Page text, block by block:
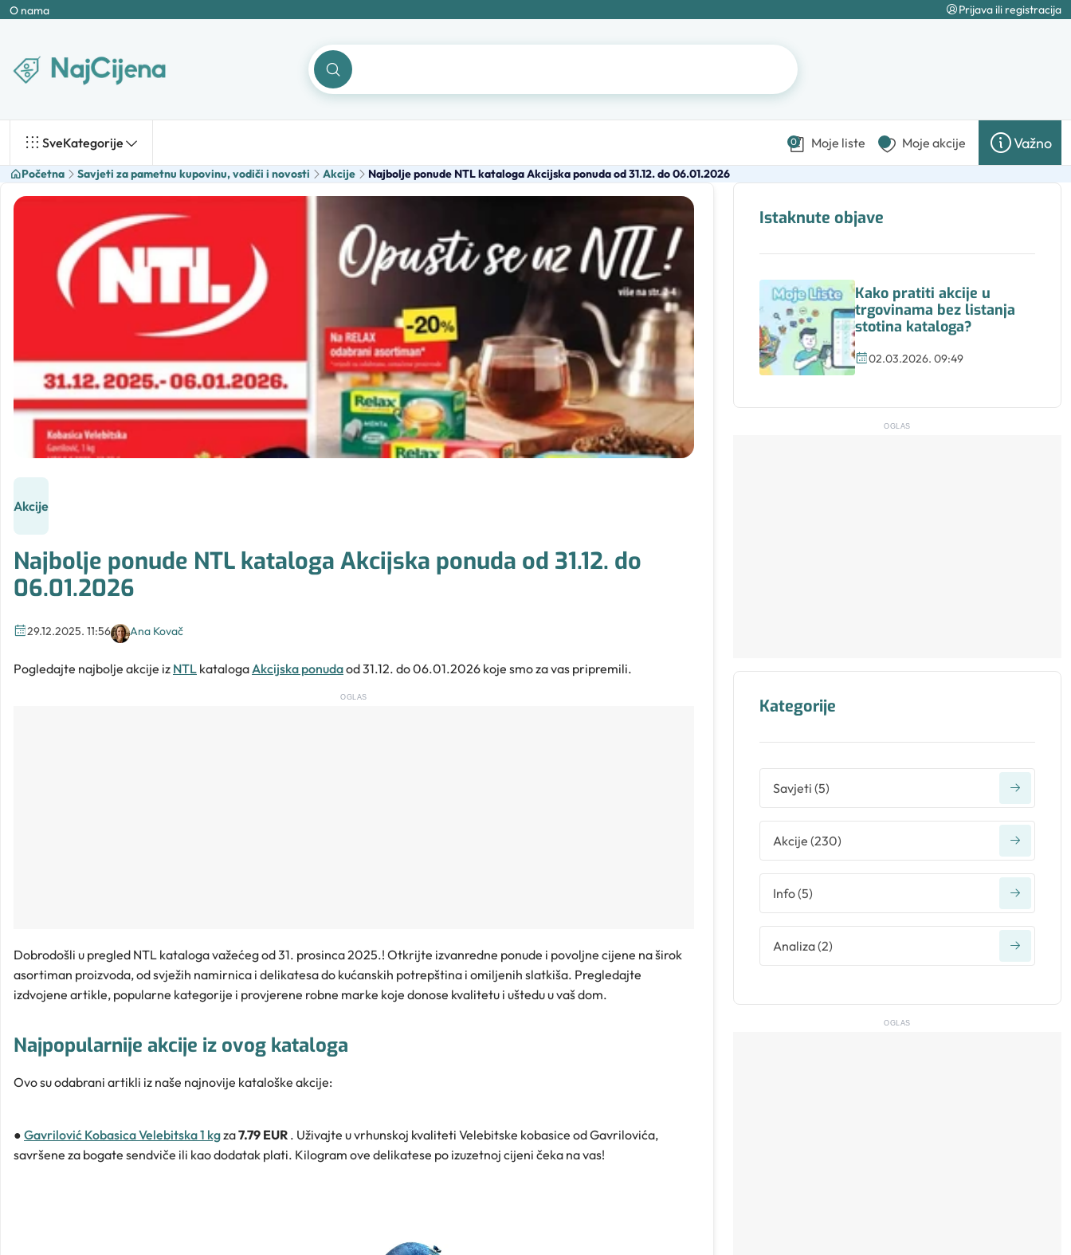
O nama Prijava ili registracija
SveKategorije 0 Moje liste Moje akcije Važno
Početna Savjeti za pametnu kupovinu, vodiči i novosti Akcije Najbolje ponude NTL kataloga Akcijska ponuda od 31.12. do 06.01.2026
Akcije
Najbolje ponude NTL kataloga Akcijska ponuda od 31.12. do
06.01.2026
29.12.2025. 11:56 Ana Kovač
Pogledajte najbolje akcije iz NTL kataloga Akcijska ponudaod 31.12. do 06.01.2026 koje smo za vas pripremili.
OGLAS
Dobrodošli u pregled NTL kataloga važećeg od 31. prosinca 2025.! Otkrijte izvanredne ponude i povoljne cijene na širok
asortiman proizvoda, od svježih namirnica i delikatesa do kućanskih potrepština i omiljenih slatkiša. Pregledajte
izdvojene artikle, popularne kategorije i provjerene robne marke koje donose kvalitetu i uštedu u vaš dom.
Najpopularnije akcije iz ovog kataloga
Ovo su odabrani artikli iz naše najnovije kataloške akcije:
● Gavrilović Kobasica Velebitska 1 kgza7.79 EUR . Uživajte u vrhunskoj kvaliteti Velebitske kobasice od Gavrilovića,
savršene za bogate sendviče ili kao dodatak plati. Kilogram ove delikatese po izuzetnoj cijeni čeka na vas!
Istaknute objave
Kako pratiti akcije u
trgovinama bez listanja
stotina kataloga?
02.03.2026. 09:49
OGLAS
Kategorije
Savjeti (5)
Akcije (230)
Info(5)
Analiza(2)
OGLAS